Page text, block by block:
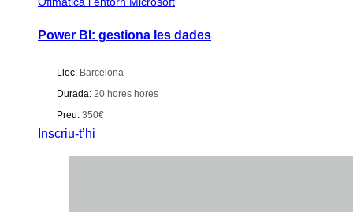
Power BI: gestiona les dades
Lloc: Barcelona
Durada: 20 hores hores
Preu: 350€
Inscriu-t’hi